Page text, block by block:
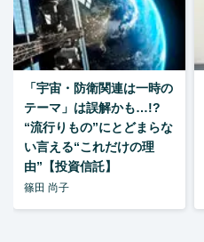
「宇宙・防衛関連は一時の
テーマ」は誤解かも…!?
“流行りもの”にとどまらな
い言える“これだけの理
由”【投資信託】
篠田 尚子